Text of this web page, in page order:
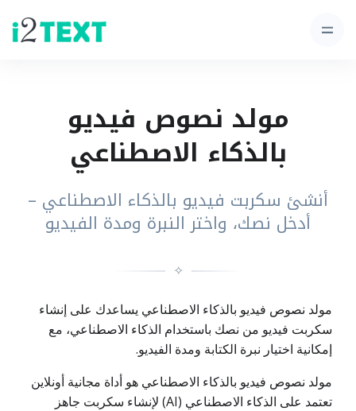
مولد نصوص فيديو
بالذكاء الاصطناعي
أنشئ سكربت فيديو بالذكاء الاصطناعي –
أدخل نصك، واختر النبرة ومدة الفيديو
✧
مولد نصوص فيديو بالذكاء الاصطناعي يساعدك على إنشاء
سكربت فيديو من نصك باستخدام الذكاء الاصطناعي، مع
إمكانية اختيار نبرة الكتابة ومدة الفيديو.
مولد نصوص فيديو بالذكاء الاصطناعي هو أداة مجانية أونلاين
تعتمد على الذكاء الاصطناعي (AI) لإنشاء سكربت جاهز